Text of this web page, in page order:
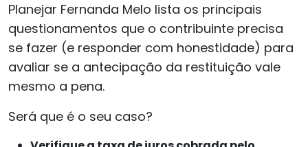
Planejar Fernanda Melo lista os principais
questionamentos que o contribuinte precisa
se fazer (e responder com honestidade) para
avaliar se a antecipação da restituição vale
mesmo a pena.
Será que é o seu caso?